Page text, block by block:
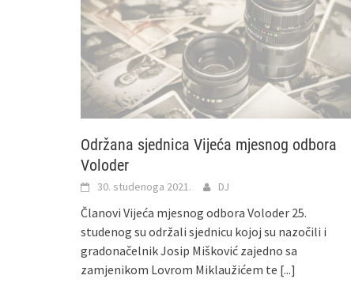
Održana sjednica Vijeća mjesnog odbora
Voloder
30. studenoga 2021. DJ
Članovi Vijeća mjesnog odbora Voloder 25.
studenog su održali sjednicu kojoj su nazočili i
gradonačelnik Josip Mišković zajedno sa
zamjenikom Lovrom Miklaužićem te [...]